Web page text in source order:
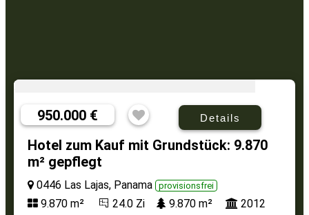
950.000 € Details
Hotel zum Kauf mit Grundstück: 9.870
m² gepflegt
0446 Las Lajas, Panama provisionsfrei
9.870 m² 24.0 Zi 9.870 m² 2012